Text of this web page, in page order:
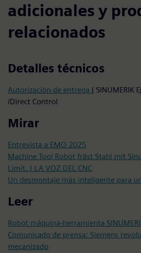
adicionales y
relacionados
Detalles técnicos
Autorización de entrega | SINUMERIK
/Direct Control
Mirar
Entrevista a EMO 2025
Machine Tool Robot fräst Stahl mit
Limit. | LA VOZ DEL CNC
Un desmontaje más inteligente para
Leer
Robot máquina-herramienta
Comunicado de prensa: Siemens
mecanizado